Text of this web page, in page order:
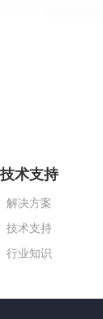
技术支持
解决方案
技术支持
行业知识